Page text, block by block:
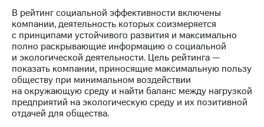
В рейтинг социальной эффективности включены
компании, деятельность которых соизмеряется
с принципами устойчивого развития и максимально
полно раскрывающие информацию о социальной
и экологической деятельности. Цель рейтинга —
показать компании, приносящие максимальную пользу
обществу при минимальном воздействии
на окружающую среду и найти баланс между нагрузкой
предприятий на экологическую среду и их позитивной
отдачей для общества.